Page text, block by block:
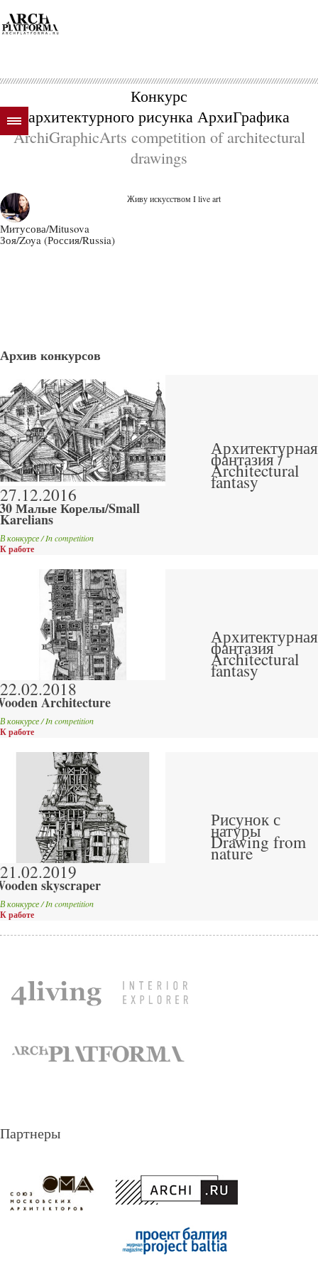
Конкурс
архитектурного рисунка АрхиГрафика
ArchiGraphicArts competition of architectural
drawings
Митусова/Mitusova
Зоя/Zoya (Россия/Russia)
Живу искусством I live art
Архив конкурсов
27.12.2016
Малые Корелы/Small
Karelians
В конкурсе / In competition
К работе
Архитектурная
фантазия /
Architectural
fantasy
22.02.2018
Architecture
В конкурсе / In competition
К работе
Архитектурная
фантазия
Architectural
fantasy
21.02.2019
skyscraper
В конкурсе / In competition
К работе
Рисунок с
натуры
Drawing from
nature
Партнеры